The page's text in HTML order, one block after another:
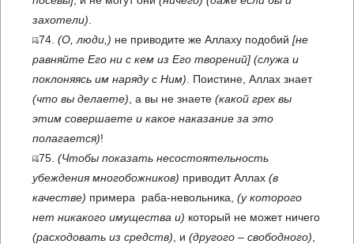
захотели)
74. (О, люди,) не приводите же Аллаху подобий [не
равняйте Его ни с кем из Его творений] (служа и
поклоняясь им наряду с Ним) . Поистине, Аллах знает
(что вы делаете) , а вы не знаете (какой грех вы
этим совершаете и какое наказание за это
полагается)!
75. (Чтобы показать несостоятельность
убеждения многобожников) приводит Аллах (в
качестве) примера раба-невольника, (у которого
нет никакого имущества и) который не может ничего
(расходовать из средств) , и (другого – свободного)